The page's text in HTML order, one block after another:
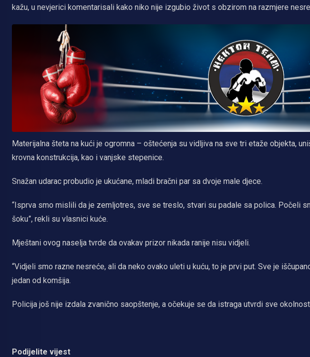
kažu, u nevjerici komentarisali kako niko nije izgubio život s obzirom na razmjere
Materijalna šteta na kući je ogromna – oštećenja su vidljiva na sve tri etaže objekta,
krovna konstrukcija, kao i vanjske stepenice.
Snažan udarac probudio je ukućane, mladi bračni par sa dvoje male djece.
“Isprva smo mislili da je zemljotres, sve se treslo, stvari su padale sa polica. Počeli
šoku”, rekli su vlasnici kuće.
Mještani ovog naselja tvrde da ovakav prizor nikada ranije nisu vidjeli.
“Vidjeli smo razne nesreće, ali da neko ovako uleti u kuću, to je prvi put. Sve je
jedan od komšija.
Policija još nije izdala zvanično saopštenje, a očekuje se da istraga utvrdi sve
Podijelite vijest